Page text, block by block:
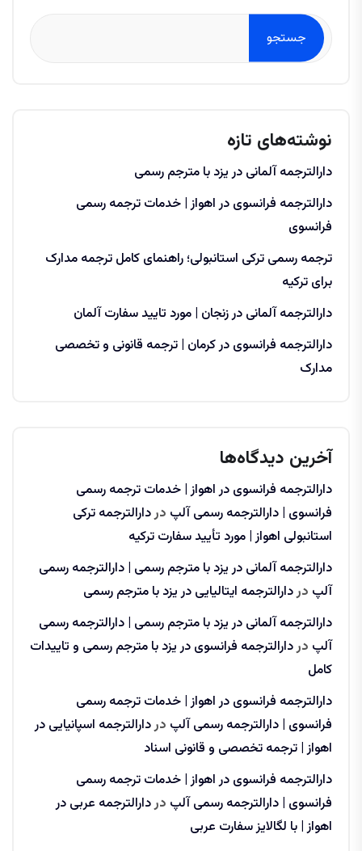
جستجو
نوشته‌های تازه
دارالترجمه آلمانی در یزد با مترجم رسمی
دارالترجمه فرانسوی در اهواز | خدمات ترجمه رسمی
فرانسوی
ترجمه رسمی ترکی استانبولی؛ راهنمای کامل ترجمه مدارک
برای ترکیه
دارالترجمه آلمانی در زنجان | مورد تایید سفارت آلمان
دارالترجمه فرانسوی در کرمان | ترجمه قانونی و تخصصی
مدارک
آخرین دیدگاه‌ها
دارالترجمه فرانسوی در اهواز | خدمات ترجمه رسمی
فرانسوی | دارالترجمه رسمی آلپ دردارالترجمه ترکی
استانبولی اهواز | مورد تأیید سفارت ترکیه
دارالترجمه آلمانی در یزد با مترجم رسمی | دارالترجمه رسمی
آلپ دردارالترجمه ایتالیایی در یزد با مترجم رسمی
دارالترجمه آلمانی در یزد با مترجم رسمی | دارالترجمه رسمی
آلپ دردارالترجمه فرانسوی در یزد با مترجم رسمی و تاییدات
کامل
دارالترجمه فرانسوی در اهواز | خدمات ترجمه رسمی
فرانسوی | دارالترجمه رسمی آلپ دردارالترجمه اسپانیایی در
اهواز | ترجمه تخصصی و قانونی اسناد
دارالترجمه فرانسوی در اهواز | خدمات ترجمه رسمی
فرانسوی | دارالترجمه رسمی آلپ دردارالترجمه عربی در
اهواز | با لگالایز سفارت عربی